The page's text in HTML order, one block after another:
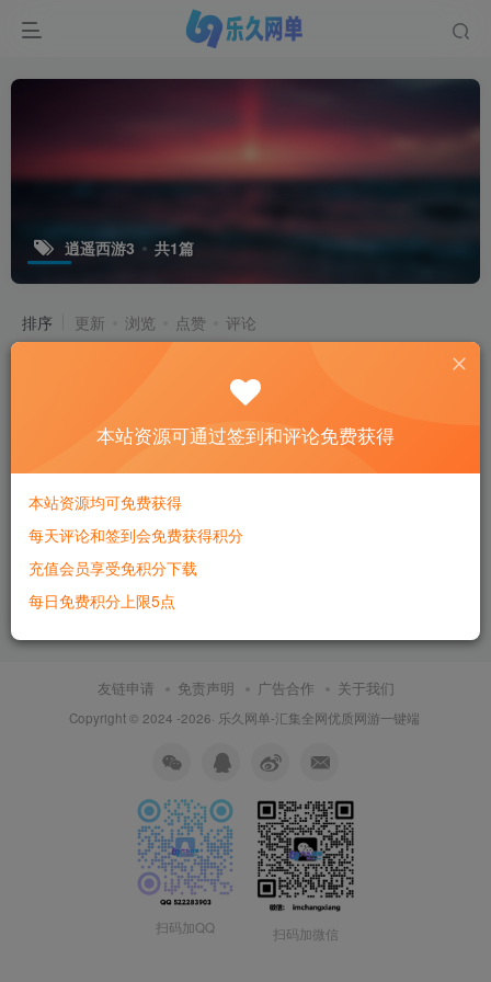
逍遥西游3 共1篇
排序 更新 浏览 点赞 评论
键端稀有网单龙族PC模拟器运
行GM工具刷元宝
付费资源 500 手游
2个月前
友链申请 免责声明 广告合作 关于我们
Copyright © 2024 -2026· 乐久网单-汇集全网优质网游一键端
扫码加QQ 扫码加微信
本站资源可通过签到和评论免费获得
本站资源均可免费获得
每天评论和签到会免费获得积分
充值会员享受免积分下载
每日免费积分上限5点